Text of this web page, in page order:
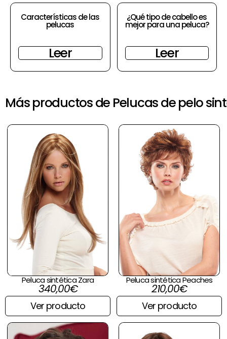
Características de las
pelucas
Leer
¿Qué tipo de cabello es
mejor para una peluca?
Leer
Más productos de Pelucas de pelo
Peluca sintética Zara
340,00€
Ver producto
Peluca sintética Peaches
210,00€
Ver producto